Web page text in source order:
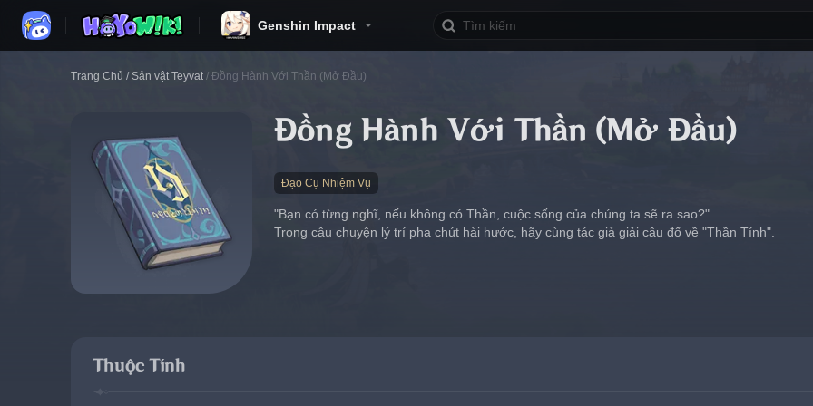
Genshin Impact
Trang Chủ / Sản vật Teyvat / Đồng Hành Với Thần (Mở Đầu)
Đồng Hành Với Thần (Mở Đầu)
Đạo Cụ Nhiệm Vụ
"Bạn có từng nghĩ, nếu không có Thần, cuộc sống của chúng ta sẽ ra sao?"
Trong câu chuyện lý trí pha chút hài hước, hãy cùng tác giả giải câu đố về "Thần Tính".
Thuộc Tính